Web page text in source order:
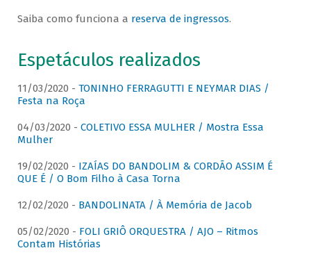
Saiba como funciona a reserva de ingressos.
Espetáculos realizados
11/03/2020 - TONINHO FERRAGUTTI E NEYMAR DIAS /
Festa na Roça
04/03/2020 - COLETIVO ESSA MULHER / Mostra Essa
Mulher
19/02/2020 - IZAÍAS DO BANDOLIM & CORDÃO ASSIM É
QUE É / O Bom Filho à Casa Torna
12/02/2020 - BANDOLINATA / À Memória de Jacob
05/02/2020 - FOLI GRIÔ ORQUESTRA / AJO – Ritmos
Contam Histórias